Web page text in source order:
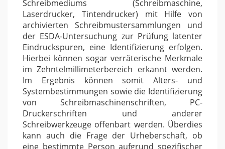
Schreibmediums (Schreibmaschine,
Laserdrucker, Tintendrucker) mit Hilfe von
archivierten Schreibmustersammlungen und
der ESDA-Untersuchung zur Prüfung latenter
Eindruckspuren, eine Identifizierung erfolgen.
Hierbei können sogar verräterische Merkmale
im Zehntelmillimeterbereich erkannt werden.
Im Ergebnis können somit Alters- und
Systembestimmungen sowie die Identifizierung
von Schreibmaschinenschriften, PC-
Druckerschriften und anderer
Schreibwerkzeuge offenbart werden. Überdies
kann auch die Frage der Urheberschaft, ob
eine bestimmte Person aufgrund spezifischer